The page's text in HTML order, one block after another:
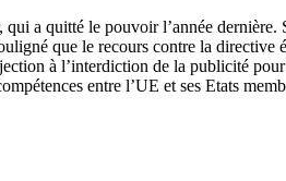
a quitté le pouvoir l’année
que le recours contre la directive
à l’interdiction de la publicité
entre l’UE et ses Etats